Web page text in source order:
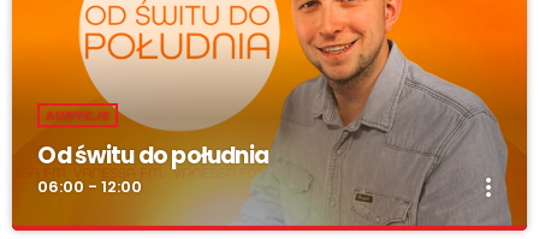
AUDYCJE
Od świtu do południa
06:00 - 12:00 more_vert